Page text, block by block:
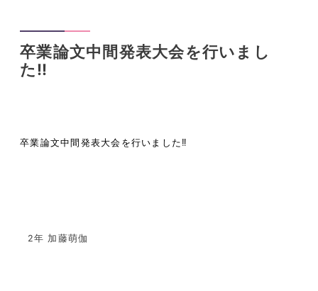
卒業論文中間発表大会を行いまし
た‼︎
卒業論文中間発表大会を行いました ‼︎
2年 加藤萌伽